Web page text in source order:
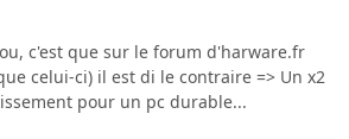
c'est que sur le forum d'harware.fr
celui-ci) il est di le contraire => Un x2
pour un pc durable...